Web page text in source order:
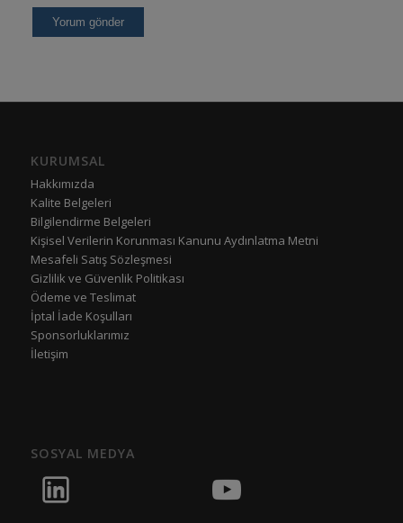
KURUMSAL
Hakkımızda
Kalite Belgeleri
Bilgilendirme Belgeleri
Kişisel Verilerin Korunması Kanunu Aydınlatma Metni
Mesafeli Satış Sözleşmesi
Gizlilik ve Güvenlik Politikası
Ödeme ve Teslimat
İptal İade Koşulları
Sponsorluklarımız
İletişim
SOSYAL MEDYA